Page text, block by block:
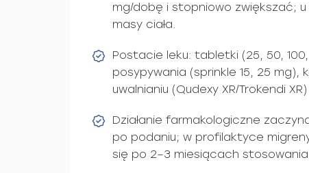
mg/dobę i stopniowo zwiększać;
masy ciała.
Postacie leku: tabletki (25, 50,
posypywania (sprinkle 15, 25 mg),
uwalnianiu (Qudexy XR/Trokendi
Działanie farmakologiczne
po podaniu; w profilaktyce
się po 2–3 miesiącach